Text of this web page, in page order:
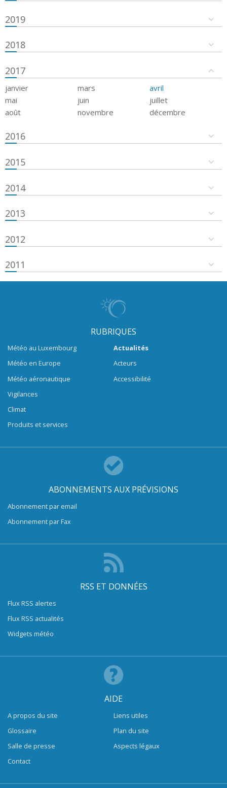
2019
2018
2017
janvier mars
avril
mai
juin
juillet
août
novembre décembre
2016
2015
2014
2013
2012
2011
RUBRIQUES
Météo au Luxembourg
Météo en Europe
Météo aéronautique
Vigilances
Climat
Produits et services
Actualités
Acteurs
Accessibilité
ABONNEMENTS AUX PRÉVISIONS
Abonnement par email
Abonnement par Fax
RSS ET DONNÉES
Flux RSS alertes
Flux RSS actualités
Widgets météo
AIDE
A propos du site
Glossaire
Salle de presse
Contact
Liens utiles
Plan du site
Aspects légaux